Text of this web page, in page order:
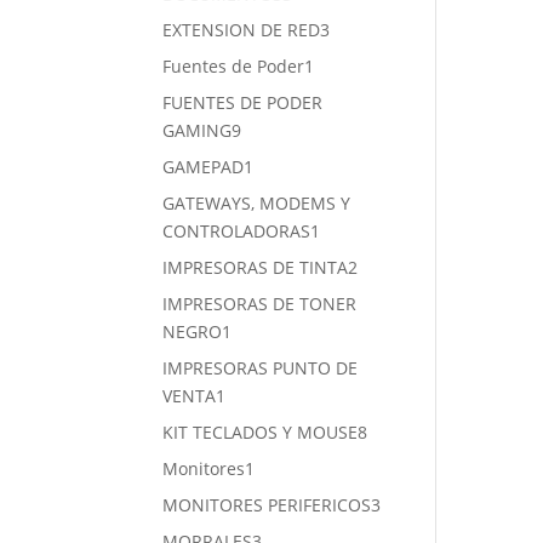
productos
EXTENSION DE RED3
Fuentes de Poder1
producto
FUENTES DE PODER
GAMING99
productos
GAMEPAD1
producto
GATEWAYS, MODEMS Y
CONTROLADORAS1
producto
IMPRESORAS DE TINTA2
IMPRESORAS DE TONER
NEGRO1
producto
IMPRESORAS PUNTO DE
VENTA1
producto
KIT TECLADOS Y MOUSE88
Monitores1
producto
MONITORES PERIFERICOS3